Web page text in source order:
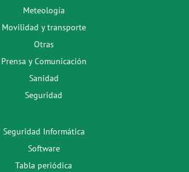
Meteología
Movilidad y transporte
Otras
Prensa y Comunicación
Sanidad
Seguridad
Seguridad Informática
Software
Tabla periódica